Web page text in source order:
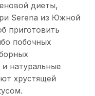
диеты,
Serena из Южной
приготовить
побочных
натуральные
хрустящей